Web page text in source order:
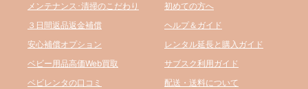
メンテナンス･清掃のこだわり
３日間返品返金補償
安心補償オプション
ベビー用品高価Web買取
ベビレンタの口コミ
初めての方へ
ヘルプ＆ガイド
レンタル延長と購入ガイド
サブスク利用ガイド
配送・送料について